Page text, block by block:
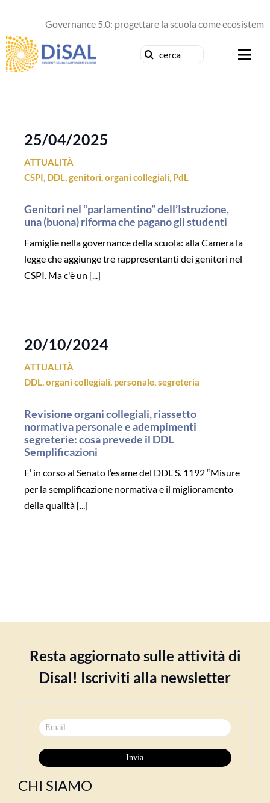
contenuto
Governance 5.0: progettare la scuola come ecosistema
Cerca
Formazione
Contattaci
25/04/2025
ATTUALITÀ
CSPI, DDL,genitori,organi collegiali, PdL
Genitori nel “parlamentino” dell’Istruzione,
una (buona) riforma che pagano gli studenti
Famiglie nella governance della scuola: alla Camera la
legge che aggiunge tre rappresentanti dei genitori nel
CSPI. Ma c'è un [...]
20/10/2024
ATTUALITÀ
DDL,organi collegiali, personale,segreteria
Revisione organi collegiali, riassetto
normativa personale e adempimenti
segreterie: cosa prevede il DDL
Semplificazioni
E’ in corso al Senato l’esame del DDL S. 1192 “Misure
per la semplificazione normativa e il miglioramento
della qualità [...]
Resta aggiornato sulle attività di
Disal! Iscriviti alla newsletter
CHI SIAMO